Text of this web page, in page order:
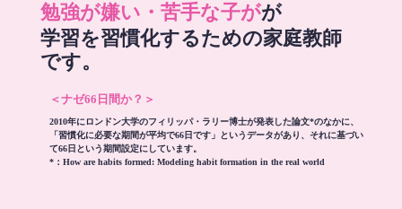
勉強が嫌い・苦手な子がが
学習を習慣化するための家庭教師
です。
＜ナゼ66日間か？＞
2010年にロンドン大学のフィリッパ・ラリー博士が発表した論文*のなかに、
「習慣化に必要な期間が平均で66日です」というデータがあり、それに基づい
て66日という期間設定にしています。
*： How are habits formed: Modeling habit formation in the real world